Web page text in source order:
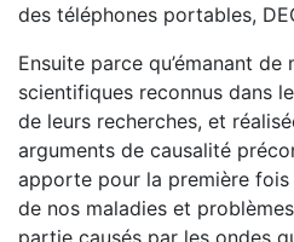
des téléphones portables,
Ensuite parce qu’émanant de
scientifiques reconnus dans
de leurs recherches, et
arguments de causalité
apporte pour la première
de nos maladies et
partie causés par les ondes